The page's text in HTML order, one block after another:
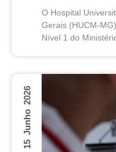
O Hospital
Gerais (HUCM-
Nível 1 do
15 Junho 2026